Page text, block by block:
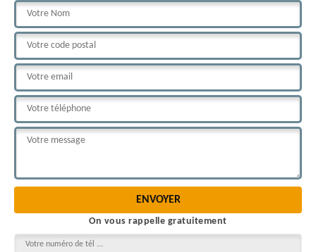
On vous rappelle gratuitement